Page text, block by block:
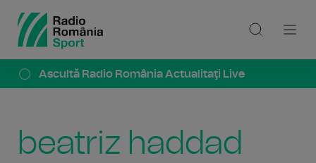
Ascultă Radio România Actualitaţi Live
beatriz haddad